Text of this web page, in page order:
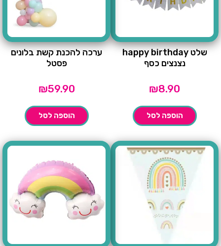
שלט happy birthday
נצנצים כסף
₪8.90
הוספה לסל
ערכה להכנת קשת בלונים
פסטל
₪59.90
הוספה לסל